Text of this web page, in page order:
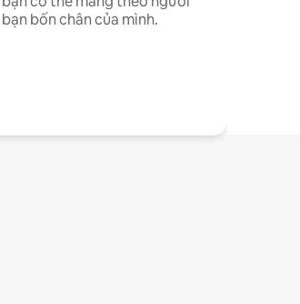
bạn bốn chân của mình.